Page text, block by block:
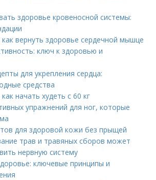
здоровье кровеносной системы:
вернуть здоровье сердечной мышце
ключ к здоровью и
для укрепления сердца:
средства
начать худеть с 60 кг
упражнений для ног, которые
для здоровой кожи без прыщей
трав и травяных сборов может
нервную систему
ключевые принципы и